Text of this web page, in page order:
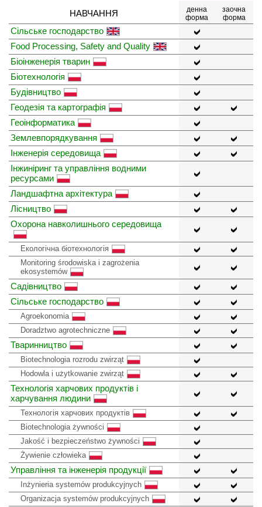
НАВЧАННЯ
денна
форма
заочна
форма
Сільське господарство
Food Processing, Safety and Quality
Біоінженерія тварин
Біотехнологія
Будівництво
Геодезія та картографія
Геоінформатика
Землевпорядкування
Інженерія середовища
Інжиніринг та управління водними
ресурсами
Ландшафтна архітектура
Лісництво
Охорона навколишнього середовища
Екологічна біотехнологія
Monitoring środowiska i zagrożenia
ekosystemów
Садівництво
Сільське господарство
Agroekonomia
Doradztwo agrotechniczne
Тваринництво
Biotechnologia rozrodu zwirząt
Hodowla i użytkowanie zwirząt
Технологія харчових продуктів і
харчування людини
Технологія харчових продуктів
Biotechnologia żywności
Jakość i bezpieczeństwo żywności
Żywienie człowieka
Управління та інженерія продукції
Inżynieria systemów produkcyjnych
Organizacja systemów produkcyjnych